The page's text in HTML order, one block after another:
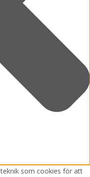
som cookies för att